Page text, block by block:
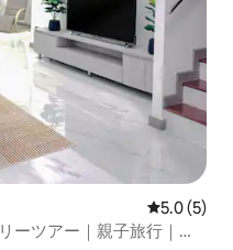
レビュー5
5.0 (5)
ーツアー｜親子旅行｜清